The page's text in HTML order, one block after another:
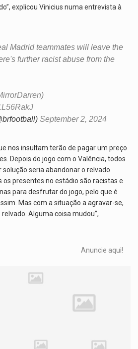
explicou Vinicius numa entrevista à
Madrid teammates will leave the
further racist abuse from the
)
September 2, 2024
nos insultam terão de pagar um preço
Depois do jogo com o Valência, todos
seria abandonar o relvado.
presentes no estádio são racistas e
para desfrutar do jogo, pelo que é
Mas com a situação a agravar-se,
Alguma coisa mudou”,
Anuncie aqui!